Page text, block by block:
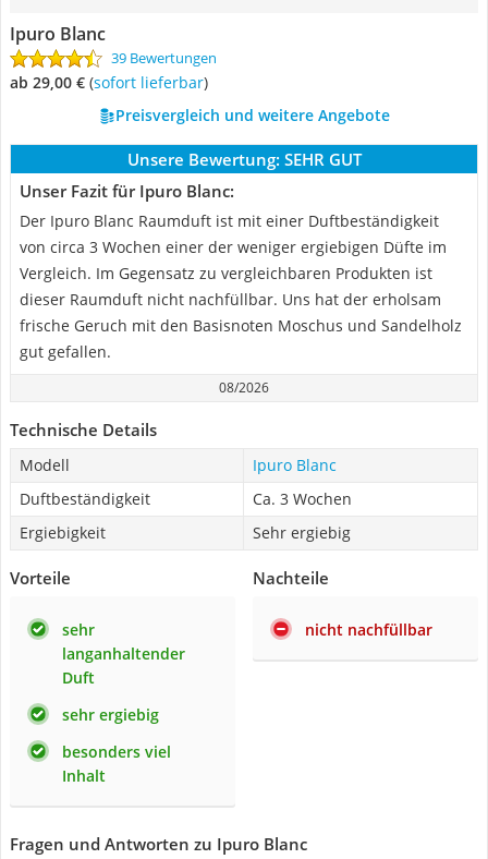
Ipuro Blanc
39 Bewertungen
ab 29,00 € ( Sofort lieferbar)
Preisvergleich und weitere Angebote
Unsere Bewertung: SEHR GUT
Unser Fazit für Ipuro Blanc:
Der Ipuro Blanc Raumduft ist mit einer Duftbeständigkeit
von circa 3 Wochen einer der weniger ergiebigen Düfte im
Vergleich. Im Gegensatz zu vergleichbaren Produkten ist
dieser Raumduft nicht nachfüllbar. Uns hat der erholsam
frische Geruch mit den Basisnoten Moschus und Sandelholz
gut gefallen.
08/2026
Technische Details
Modell
Ipuro Blanc
Duftbeständigkeit
Ca. 3 Wochen
Ergiebigkeit
Sehr ergiebig
Vorteile
sehr
langanhaltender
Duft
sehr ergiebig
besonders viel
Inhalt
Nachteile
nicht nachfüllbar
Fragen und Antworten zu Ipuro Blanc